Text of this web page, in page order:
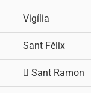
Vigília
Sant Fèlix
Sant Ramon